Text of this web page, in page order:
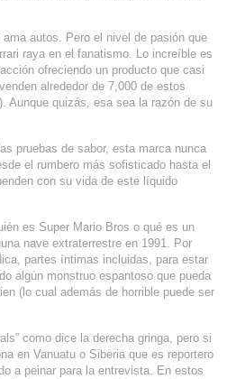
ama autos. Pero el nivel de pasión que
raya en el fanatismo. Lo increíble es
ofreciendo un producto que casi
alrededor de 7,000 de estos
Aunque quizás, esa sea la razón de su
pruebas de sabor, esta marca nunca
el rumbero más sofisticado hasta el
con su vida de este líquido
es Super Mario Bros o qué es un
nave extraterrestre en 1991. Por
partes íntimas incluidas, para estar
algún monstruo espantoso que pueda
(lo cual además de horrible puede ser
como dice la derecha gringa, pero si
en Vanuatu o Siberia que es reportero
a peinar para la entrevista. En estos